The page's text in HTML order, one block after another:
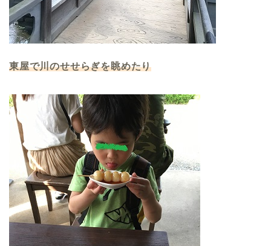
東屋で川のせせらぎを眺めたり